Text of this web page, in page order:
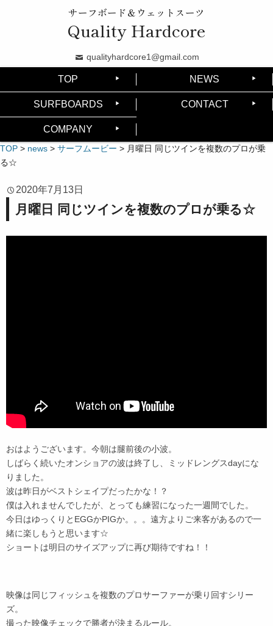
サーフボード＆ウェットスーツ
Quality Hardcore
qualityhardcore1@gmail.com
TOP NEWS
SURFBOARDS CONTACT
COMPANY
TOP > news > サーフムービー > 月曜日 同じツインを複数のプロが乗
る☆
2020年7月13日
月曜日 同じツインを複数のプロが乗る☆
おはようございます。今朝は腿前後の小波。
しばらく続いたオンショアの波は終了し、ミッドレングスdayにな
りました。
波は昨日がベストシェイプだったかな！？
僕は入れませんでしたが、とっても練習になった一週間でした。
今日はゆっくりとEGGかPIGか。。。遠方よりご来客があるので一
緒に楽しもうと思います☆
ショートは明日のサイズアップに再び期待ですね！！
映像は同じフィッシュを複数のプロサーファーが乗り回すシリー
ズ。
撮った映像チェックで勝者が決まるルール。